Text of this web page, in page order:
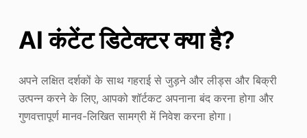
AI कंटेंट डिटेक्टर क्या है?
अपने लक्षित दर्शकों के साथ गहराई से जुड़ने और लीड्स और बिक्री
उत्पन्न करने के लिए, आपको शॉर्टकट अपनाना बंद करना होगा और
गुणवत्तापूर्ण मानव-लिखित सामग्री में निवेश करना होगा।